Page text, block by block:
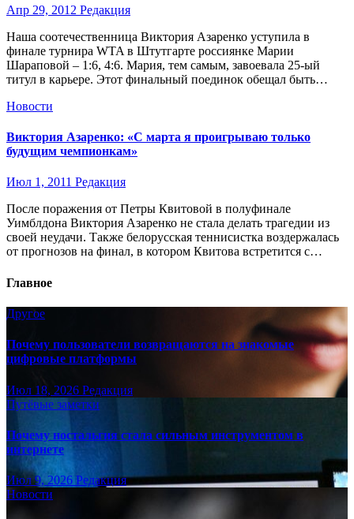
Апр 29, 2012 Редакция
Наша соотечественница Виктория Азаренко уступила в
финале турнира WTA в Штутгарте россиянке Марии
Шараповой – 1:6, 4:6. Мария, тем самым, завоевала 25-ый
титул в карьере. Этот финальный поединок обещал быть…
Новости
Виктория Азаренко: «С марта я проигрываю только
будущим чемпионкам»
Июл 1, 2011 Редакция
После поражения от Петры Квитовой в полуфинале
Уимблдона Виктория Азаренко не стала делать трагедии из
своей неудачи. Также белорусская теннисистка воздержалась
от прогнозов на финал, в котором Квитова встретится с…
Главное
Другое
Почему пользователи возвращаются на знакомые
цифровые платформы
Июл 18, 2026 Редакция
Путёвые заметки
Почему ностальгия стала сильным инструментом в
интернете
Июл 9, 2026 Редакция
Новости